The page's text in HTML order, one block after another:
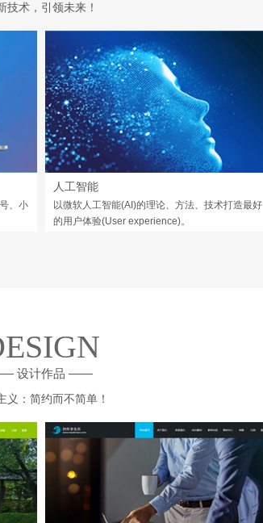
技术，引领未来！
、小
人工智能
以微软人工智能(AI)的理论、方法、技术打造最好
的用户体验(User experience)。
设计作品 ——
义：简约而不简单！